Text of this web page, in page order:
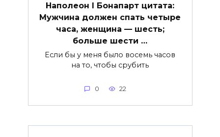
Наполеон I Бонапарт цитата:
Мужчина должен спать четыре
часа, женщина — шесть;
больше шести …
Если бы у меня было восемь часов
на то, чтобы срубить
0 22